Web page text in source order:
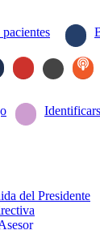
del Presidente